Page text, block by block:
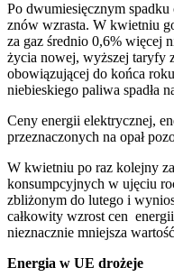
Po dwumiesięcznym spadku
znów wzrasta. W kwietniu
za gaz średnio 0,6% więcej
życia nowej, wyższej taryfy
obowiązującej do końca
niebieskiego paliwa spadła
Ceny energii elektrycznej,
przeznaczonych na opał
W kwietniu po raz kolejny
konsumpcyjnych w ujęciu
zbliżonym do lutego i
całkowity wzrost cen
nieznacznie mniejsza
Energia w UE drożeje